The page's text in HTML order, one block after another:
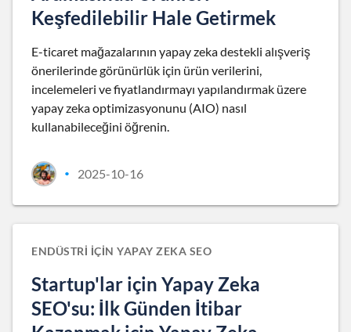
Keşfedilebilir Hale Getirmek
E-ticaret mağazalarının yapay zeka destekli alışveriş
önerilerinde görünürlük için ürün verilerini,
incelemeleri ve fiyatlandırmayı yapılandırmak üzere
yapay zeka optimizasyonunu (AIO) nasıl
kullanabileceğini öğrenin.
• 2025-10-16
ENDÜSTRI IÇIN YAPAY ZEKA SEO
Startup'lar için Yapay Zeka
SEO'su: İlk Günden İtibar